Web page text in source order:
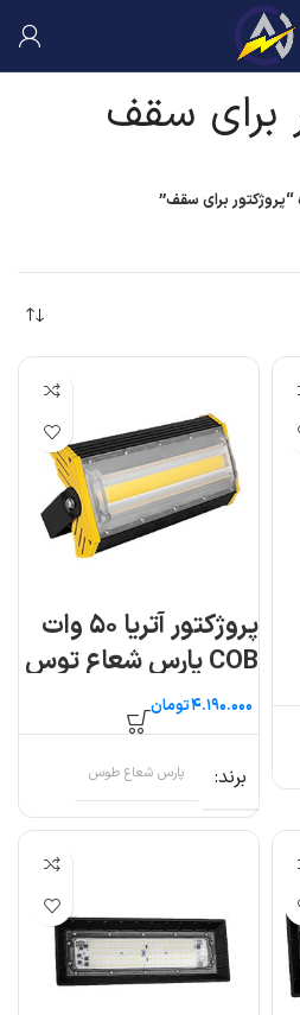
برای سقف
برای سقف”
پروژکتور آتریا ۵۰ وات
COB پارس شعاع توس
تومان
برند پارس شعاع طوس